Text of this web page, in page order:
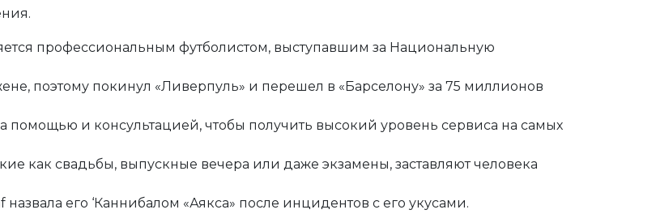
профессиональным футболистом, выступавшим за Национальную
поэтому покинул «Ливерпуль» и перешел в «Барселону» за 75 миллионов
помощью и консультацией, чтобы получить высокий уровень сервиса на самых
как свадьбы, выпускные вечера или даже экзамены, заставляют человека
его ‘Каннибалом «Аякса» после инцидентов с его укусами.